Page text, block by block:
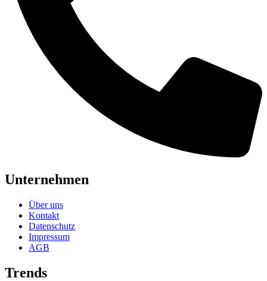
Unternehmen
Über uns
Kontakt
Datenschutz
Impressum
AGB
Trends